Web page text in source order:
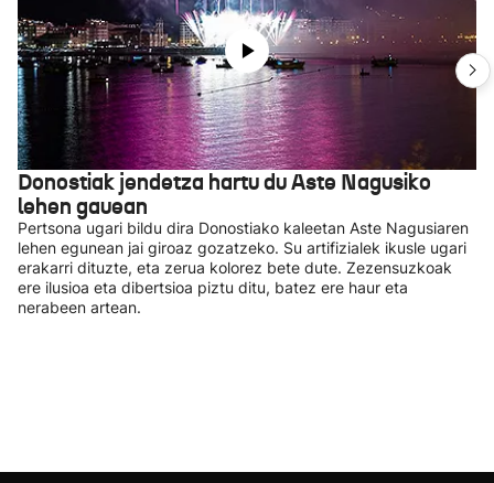
Donostiak jendetza hartu du Aste Nagusiko
lehen gauean
Pertsona ugari bildu dira Donostiako kaleetan Aste Nagusiaren
lehen egunean jai giroaz gozatzeko. Su artifizialek ikusle ugari
erakarri dituzte, eta zerua kolorez bete dute. Zezensuzkoak
ere ilusioa eta dibertsioa piztu ditu, batez ere haur eta
nerabeen artean.